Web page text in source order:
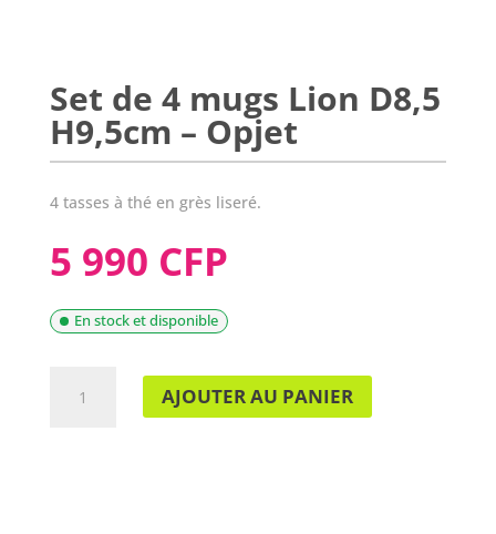
Set de 4 mugs Lion D8,5
H9,5cm – Opjet
4 tasses à thé en grès liseré.
5 990 CFP
En stock et disponible
AJOUTER AU PANIER